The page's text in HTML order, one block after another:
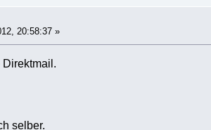
20:58:37 »
Direktmail.
selber.